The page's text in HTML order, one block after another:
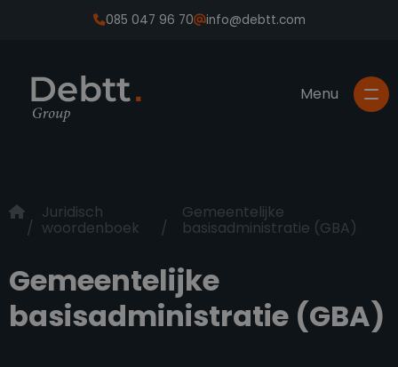
085 047 96 70 info@debtt.com
Juridisch
woordenboek
Gemeentelijke
basisadministratie (GBA)
Gemeentelijke
basisadministratie (GBA)